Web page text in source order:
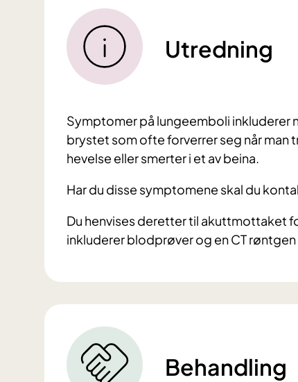
Utredning
Symptomer på lungeemboli
brystet som ofte forverrer seg når
hevelse eller smerter i et av beina.
Har du disse symptomene skal du
Du henvises deretter til akuttmottaket
inkluderer blodprøver og en CT
Behandling